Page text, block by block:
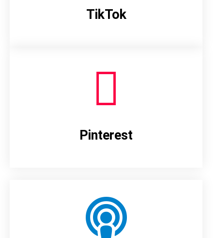
TikTok
Pinterest